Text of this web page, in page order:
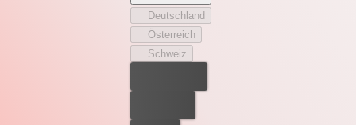
Irgendetwas lebt und jagt im feinen Sand des
Meeresufers! Dumm nur, dass Tausende von College-Kids
das diesjährige Sandman Festival gerade dort feiern
wollen... Die Jagdsaison ist eröffnet!
Deutschland
Österreich
Schweiz